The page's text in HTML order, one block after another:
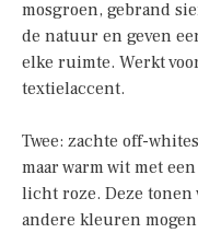
mosgroen, gebrand
de natuur en geven
elke ruimte. Werkt
textielaccent.
Twee: zachte off-
maar warm wit met
licht roze. Deze tonen
andere kleuren